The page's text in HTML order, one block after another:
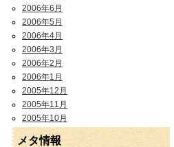
2006年6月
2006年5月
2006年4月
2006年3月
2006年2月
2006年1月
2005年12月
2005年11月
2005年10月
メタ情報